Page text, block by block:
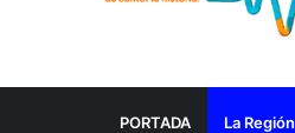
PORTADA La Región